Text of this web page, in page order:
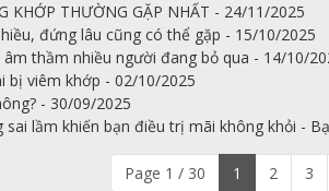
KHỚP THƯỜNG GẶP NHẤT - 24/11/2025
đứng lâu cũng có thể gặp - 15/10/2025
thầm nhiều người đang bỏ qua - 14/10/
bị viêm khớp - 02/10/2025
- 30/09/2025
sai lầm khiến bạn điều trị mãi không khỏi -
Page 1 / 30 1 2 3